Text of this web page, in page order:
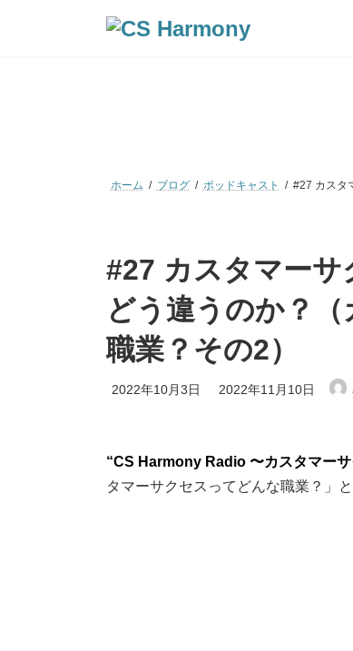
ホーム ブログ ポッドキャスト #27 カスタ
#27 カスタマー
どう違うのか？
職業？その2）
2022年10月3日
最
終
時
2022年11月10日
“CS Harmony Radio 〜カスタマー
タマーサクセスってどんな職業？」